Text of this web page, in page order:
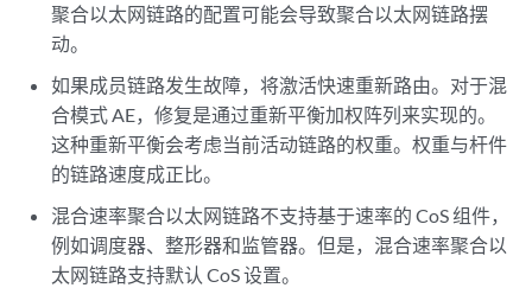
聚合以太网链路的配置可能会导致聚合以太网链路摆
动。
如果成员链路发生故障，将激活快速重新路由。对于混
合模式 AE，修复是通过重新平衡加权阵列来实现的。
这种重新平衡会考虑当前活动链路的权重。权重与杆件
的链路速度成正比。
混合速率聚合以太网链路不支持基于速率的 CoS 组件，
例如调度器、整形器和监管器。但是，混合速率聚合以
太网链路支持默认 CoS 设置。